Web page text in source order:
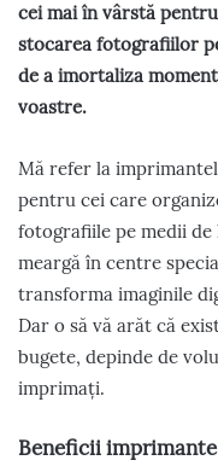
cei mai în vârstă
stocarea fotografiilor
de a imortaliza
voastre.
Mă refer la
pentru cei care
fotografiile pe medii
meargă în centre
transforma imaginile
Dar o să vă arăt că
bugete, depinde de
imprimați.
Beneficii